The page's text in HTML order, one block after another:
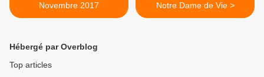
Novembre 2017
Notre Dame de Vie >
Hébergé par Overblog
Top articles